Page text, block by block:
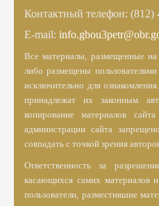
Контактный телефон: (812)
E-mail:
Все материалы, размещенные на
либо размещены
исключительно для
принадлежат их законным
копирование материалов
администрации сайта
совпадать с точкой зрения
Ответственность за
касающихся самих материалов
пользователи, разместившие